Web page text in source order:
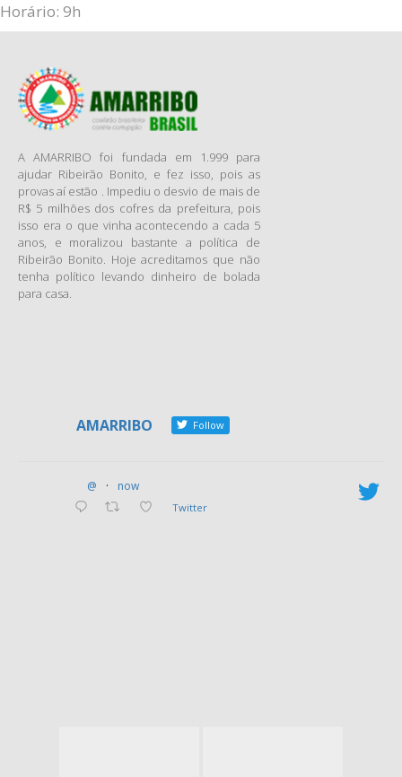
Horário: 9h
A AMARRIBO foi fundada em 1.999 para
ajudar Ribeirão Bonito, e fez isso, pois as
provas aí estão . Impediu o desvio de mais de
R$ 5 milhões dos cofres da prefeitura, pois
isso era o que vinha acontecendo a cada 5
anos, e moralizou bastante a política de
Ribeirão Bonito. Hoje acreditamos que não
tenha político levando dinheiro de bolada
para casa.
AMARRIBO Follow
@ · now
Twitter